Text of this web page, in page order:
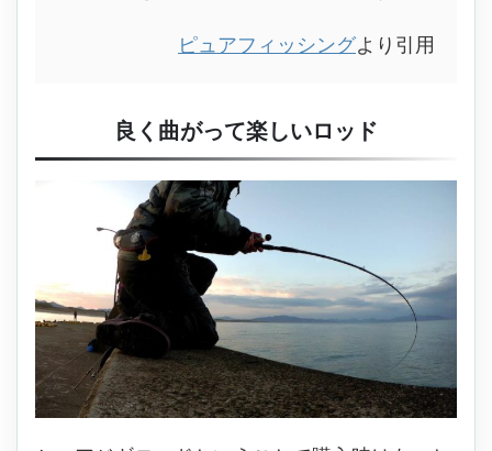
ピュアフィッシングより引用
良く曲がって楽しいロッド